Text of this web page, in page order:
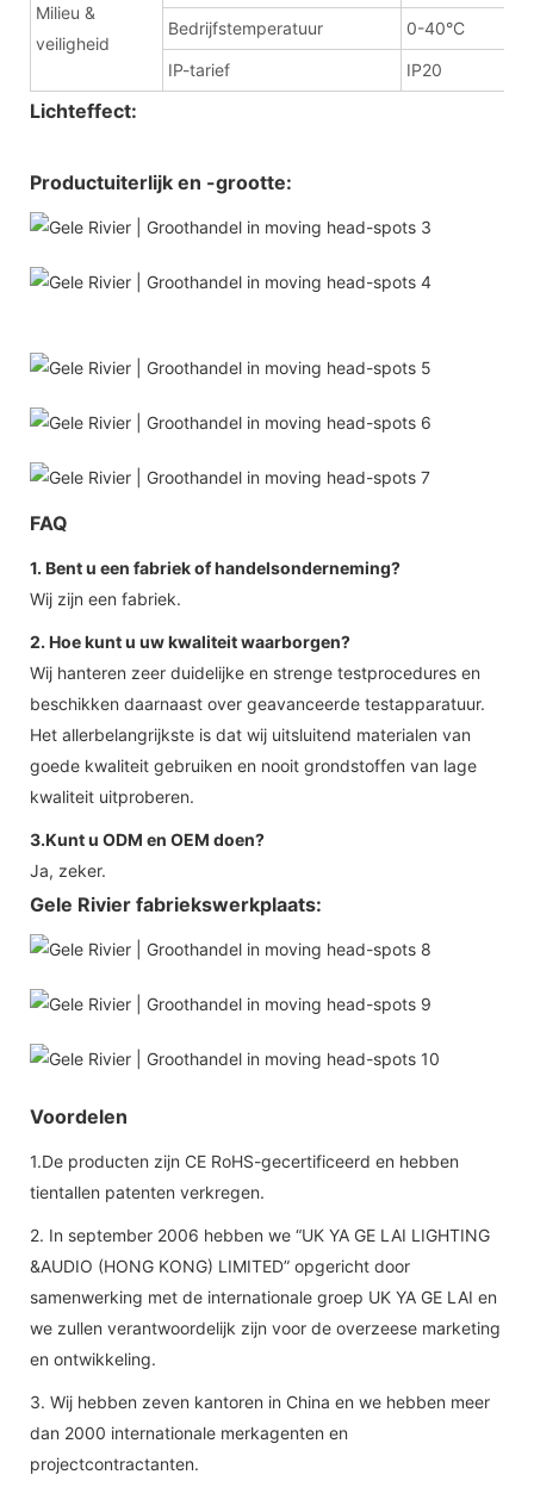
Milieu &
veiligheid
Bedrijfstemperatuur 0-40°C
IP-tarief IP20
Lichteffect:
Productuiterlijk en -grootte:
FAQ
1. Bent u een fabriek of handelsonderneming?
Wij zijn een fabriek.
2. Hoe kunt u uw kwaliteit waarborgen?
Wij hanteren zeer duidelijke en strenge testprocedures en
beschikken daarnaast over geavanceerde testapparatuur.
Het allerbelangrijkste is dat wij uitsluitend materialen van
goede kwaliteit gebruiken en nooit grondstoffen van lage
kwaliteit uitproberen.
3.Kunt u ODM en OEM doen?
Ja, zeker.
Gele Rivier fabriekswerkplaats:
Voordelen
1.De producten zijn CE RoHS-gecertificeerd en hebben
tientallen patenten verkregen.
2. In september 2006 hebben we “UK YA GE LAI LIGHTING
&AUDIO (HONG KONG) LIMITED” opgericht door
samenwerking met de internationale groep UK YA GE LAI en
we zullen verantwoordelijk zijn voor de overzeese marketing
en ontwikkeling.
3. Wij hebben zeven kantoren in China en we hebben meer
dan 2000 internationale merkagenten en
projectcontractanten.